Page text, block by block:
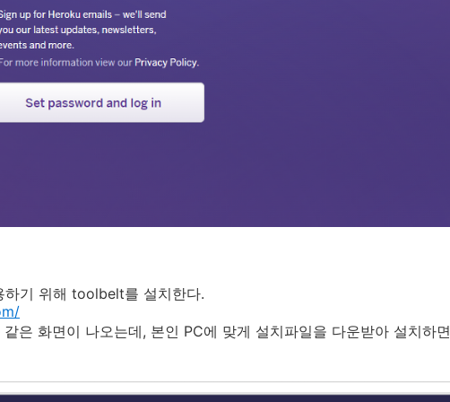
하기 위해 toolbelt를 설치한다.
은 화면이 나오는데, 본인 PC에 맞게 설치파일을 다운받아 설치하면